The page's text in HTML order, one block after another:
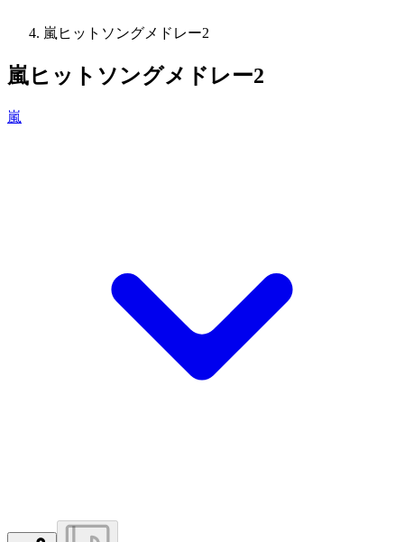
嵐ヒットソングメドレー2
嵐ヒットソングメドレー2
嵐